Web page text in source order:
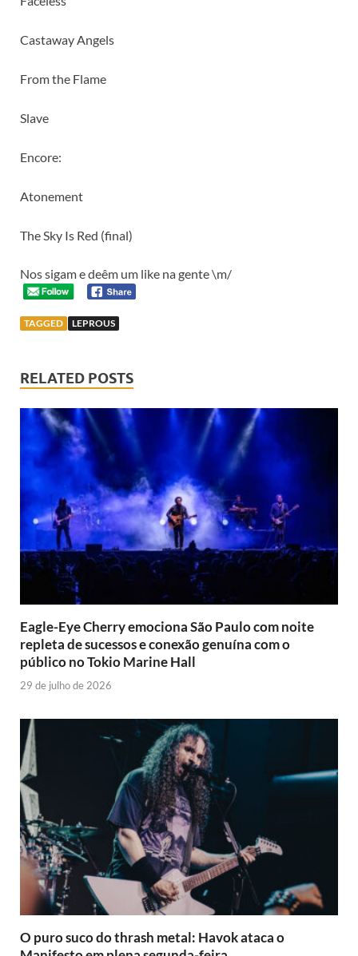
Castaway Angels
From the Flame
Slave
Encore:
Atonement
The Sky Is Red (final)
Nos sigam e deêm um like na gente \m/
TAGGED LEPROUS
RELATED POSTS
Eagle-Eye Cherry emociona São Paulo com noite
repleta de sucessos e conexão genuína com o
público no Tokio Marine Hall
29 de julho de 2026
O puro suco do thrash metal: Havok ataca o